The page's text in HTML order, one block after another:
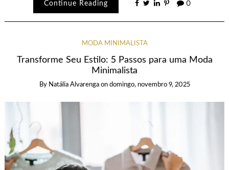
Continue Reading 0
MODA MINIMALISTA
Transforme Seu Estilo: 5 Passos para uma Moda
Minimalista
By Natália Alvarenga on domingo, novembro 9, 2025